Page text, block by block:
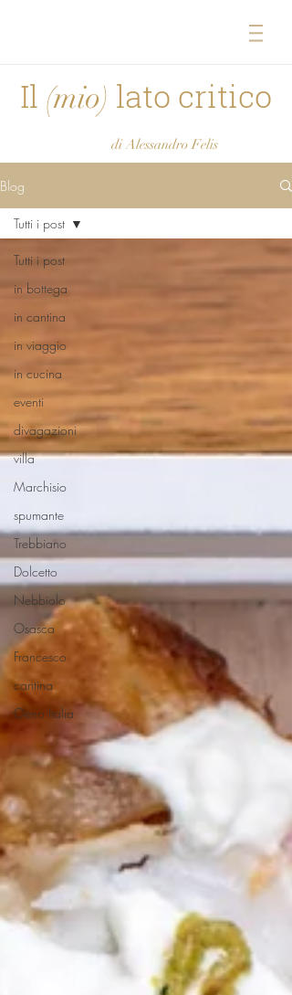
Il (mio) lato critico
di Alessandro Felis
Blog
Tutti i post
in bottega
in cantina
in viaggio
in cucina
eventi
divagazioni
villa
Marchisio
spumante
Trebbiano
Dolcetto
Nebbiolo
Osasca
Francesco
cantina
Oeno Italia
Tutti i post